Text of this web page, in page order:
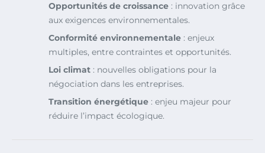
Opportunités de croissance : innovation grâce
aux exigences environnementales.
Conformité environnementale : enjeux
multiples, entre contraintes et opportunités.
Loi climat : nouvelles obligations pour la
négociation dans les entreprises.
Transition énergétique : enjeu majeur pour
réduire l’impact écologique.